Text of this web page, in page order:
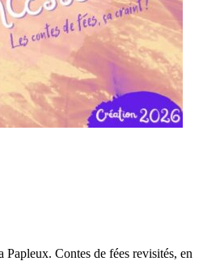
Papleux. Contes de fées revisités, en